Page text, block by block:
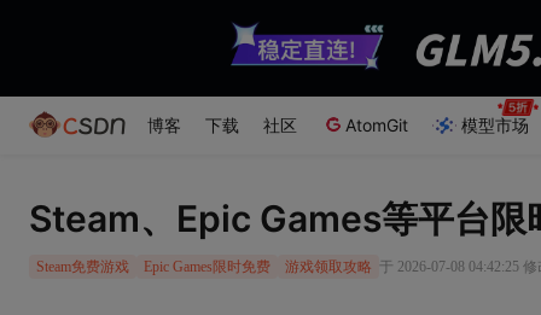
博客 下载 社区 AtomGit 模型市场
Steam、Epic Games等平台限
Steam免费游戏 Epic Games限时免费 游戏领取攻略 于 2026-07-08 04:42:25